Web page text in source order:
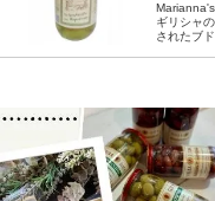
ギリシャ
されたブ